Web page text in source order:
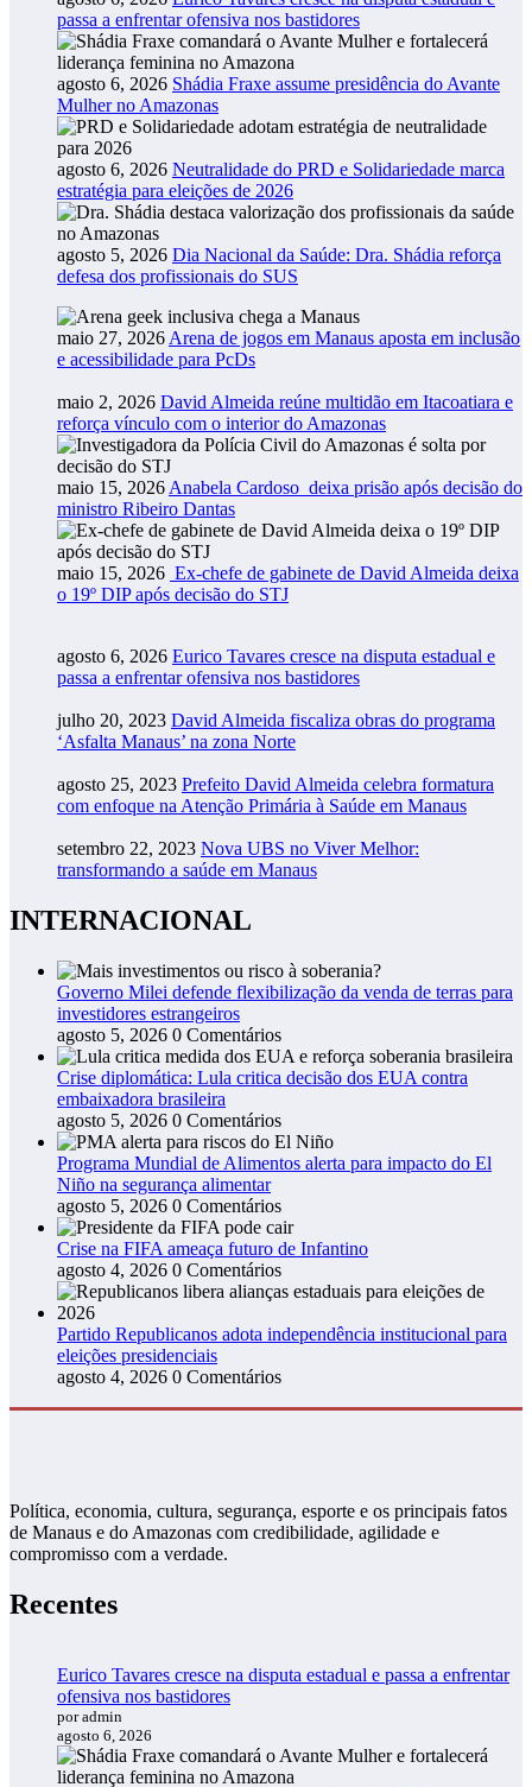
passa a enfrentar ofensiva nos bastidores
agosto 6, 2026 Shádia Fraxe assume presidência do Avante
Mulher no Amazonas
agosto 6, 2026 Neutralidade do PRD e Solidariedade marca
estratégia para eleições de 2026
agosto 5, 2026 Dia Nacional da Saúde: Dra. Shádia reforça
defesa dos profissionais do SUS
maio 27, 2026 Arena de jogos em Manaus aposta em inclusão
e acessibilidade para PcDs
maio 2, 2026 David Almeida reúne multidão em Itacoatiara e
reforça vínculo com o interior do Amazonas
maio 15, 2026 Anabela Cardoso deixa prisão após decisão do
ministro Ribeiro Dantas
maio 15, 2026 Ex-chefe de gabinete de David Almeida deixa
o 19º DIP após decisão do STJ
agosto 6, 2026 Eurico Tavares cresce na disputa estadual e
passa a enfrentar ofensiva nos bastidores
julho 20, 2023 David Almeida fiscaliza obras do programa
‘Asfalta Manaus’ na zona Norte
agosto 25, 2023 Prefeito David Almeida celebra formatura
com enfoque na Atenção Primária à Saúde em Manaus
setembro 22, 2023 Nova UBS no Viver Melhor:
transformando a saúde em Manaus
INTERNACIONAL
Governo Milei defende flexibilização da venda de terras para
investidores estrangeiros
agosto 5, 2026 0 Comentários
Crise diplomática: Lula critica decisão dos EUA contra
embaixadora brasileira
agosto 5, 2026 0 Comentários
Programa Mundial de Alimentos alerta para impacto do El
Niño na segurança alimentar
agosto 5, 2026 0 Comentários
Crise na FIFA ameaça futuro de Infantino
agosto 4, 2026 0 Comentários
Partido Republicanos adota independência institucional para
eleições presidenciais
agosto 4, 2026 0 Comentários
Política, economia, cultura, segurança, esporte e os principais fatos
de Manaus e do Amazonas com credibilidade, agilidade e
compromisso com a verdade.
Recentes
Eurico Tavares cresce na disputa estadual e passa a enfrentar
ofensiva nos bastidores
por admin
agosto 6, 2026